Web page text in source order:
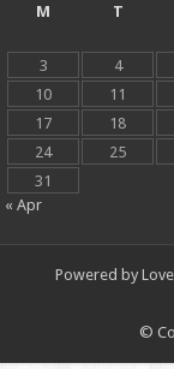
M
T
3
4
10
11
17
18
24
25
31
« Apr
Powered by
©